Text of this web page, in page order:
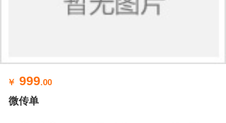
￥ 999.00
微传单